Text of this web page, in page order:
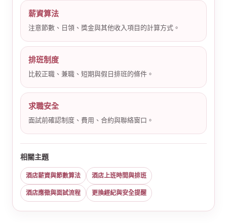
薪資算法
注意節數、日領、獎金與其他收入項目的計算方式。
排班制度
比較正職、兼職、短期與假日排班的條件。
求職安全
面試前確認制度、費用、合約與聯絡窗口。
相關主題
酒店薪資與節數算法 酒店上班時間與排班
酒店應徵與面試流程 更換經紀與安全提醒